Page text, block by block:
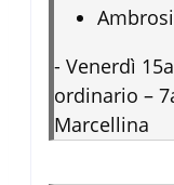
- Venerdì
ordinario –
Marcellina